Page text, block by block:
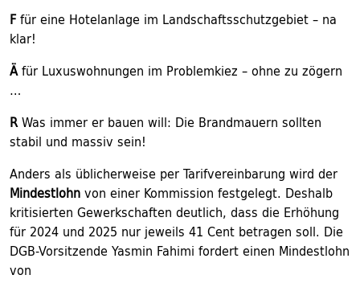
Ffür eine Hotelanlage im Landschaftsschutzgebiet – na
klar!
Äfür Luxuswohnungen im Problemkiez – ohne zu zögern
…
RWas immer er bauen will: Die Brandmauern sollten
stabil und massiv sein!
Anders als üblicherweise per Tarifvereinbarung wird der
Mindestlohnvon einer Kommission festgelegt. Deshalb
kritisierten Gewerkschaften deutlich, dass die Erhöhung
für 2024 und 2025 nur jeweils 41 Cent betragen soll. Die
DGB-Vorsitzende Yasmin Fahimi fordert einen Mindestlohn
von